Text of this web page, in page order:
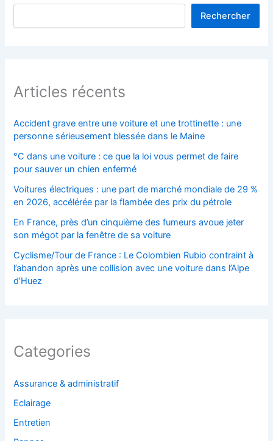
Rechercher
Articles récents
Accident grave entre une voiture et une trottinette : une
personne sérieusement blessée dans le Maine
°C dans une voiture : ce que la loi vous permet de faire
pour sauver un chien enfermé
Voitures électriques : une part de marché mondiale de 29 %
en 2026, accélérée par la flambée des prix du pétrole
En France, près d’un cinquième des fumeurs avoue jeter
son mégot par la fenêtre de sa voiture
Cyclisme/Tour de France : Le Colombien Rubio contraint à
l’abandon après une collision avec une voiture dans l’Alpe
d’Huez
Categories
Assurance & administratif
Eclairage
Entretien